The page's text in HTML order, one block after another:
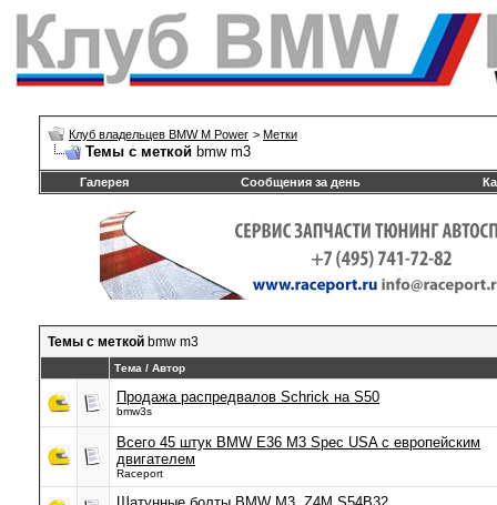
Клуб владельцев BMW M Power > Метки
Темы с меткой bmw m3
Галерея Сообщения за день
Темы с меткой bmw m3
Тема / Автор
Продажа распредвалов Schrick на S50
bmw3s
Всего 45 штук BMW E36 M3 Spec USA с европейским
двигателем
Raceport